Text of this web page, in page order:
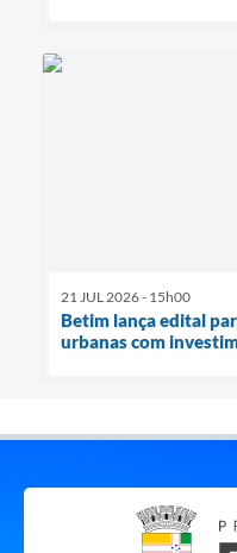
21 JUL 2026 - 15h00
Betim lança edital
urbanas com